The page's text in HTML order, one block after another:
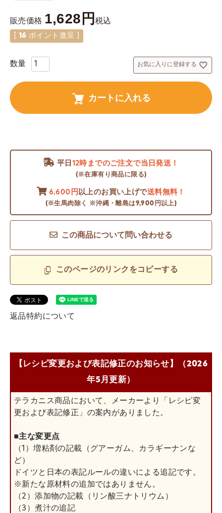
販売価格 1,628 税込
16 ポイント進呈 ]
お気に入りに登録する
カートに入れる
平日 12時までのご注文で当日発送！
(※在庫有り商品に限る)
6,600円 以上のお買い上げで送料無料！
(※生馬肉除く ※沖縄・離島は9,900円以上)
この商品について問い合わせる
このページのリンクをコピーする
返品特約について
【レシピ変更および表記修正のお知らせ】（2026
年5月更新）
テラカニス商品において、メーカーより「レシピ変
更および表記修正」の案内がありました。
■主な変更点
（1）増粘剤の記載（グアーガム、カラギーナンな
ど）
ドイツと日本の表記ルールの違いによる追記です。
※新たな原材料の追加ではありません。
（2）添加物の記載（リン酸三ナトリウム）
（3）煮汁の追記